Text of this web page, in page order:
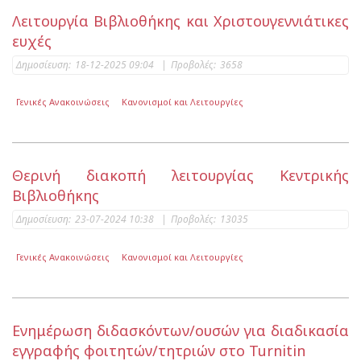
Λειτουργία Βιβλιοθήκης και Χριστουγεννιάτικες
ευχές
Δημοσίευση: 18-12-2025 09:04 | Προβολές: 3658
Γενικές Ανακοινώσεις Κανονισμοί και Λειτουργίες
Θερινή διακοπή λειτουργίας Κεντρικής
Βιβλιοθήκης
Δημοσίευση: 23-07-2024 10:38 | Προβολές: 13035
Γενικές Ανακοινώσεις Κανονισμοί και Λειτουργίες
Ενημέρωση διδασκόντων/ουσών για διαδικασία
εγγραφής φοιτητών/τητριών στο Turnitin